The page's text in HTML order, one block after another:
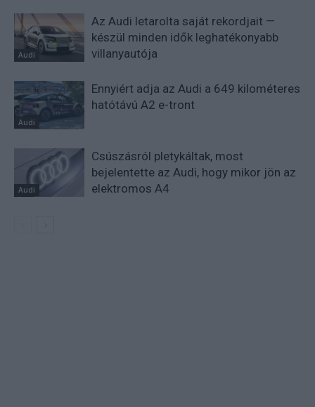
Audi
Az Audi letarolta saját rekordjait —
készül minden idők leghatékonyabb
villanyautója
Audi
Ennyiért adja az Audi a 649 kilométeres
hatótávú A2 e-tront
Audi
Csúszásról pletykáltak, most
bejelentette az Audi, hogy mikor jön az
elektromos A4